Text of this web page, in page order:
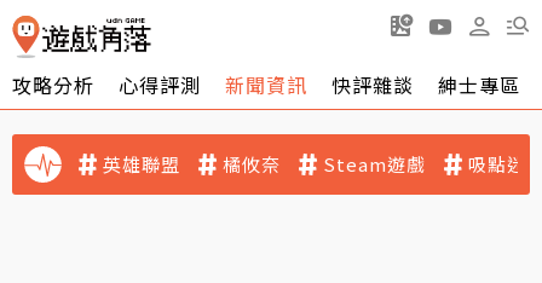
攻略分析 心得評測 新聞資訊 快評雜談 紳士專區
英雄聯盟 橘攸奈 Steam遊戲 吸點迷